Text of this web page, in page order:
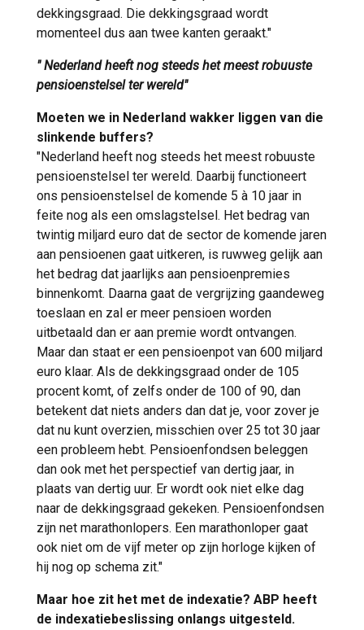
dekkingsgraad. Die dekkingsgraad wordt
momenteel dus aan twee kanten geraakt."
" Nederland heeft nog steeds het meest robuuste
pensioenstelsel ter wereld"
Moeten we in Nederland wakker liggen van die
slinkende buffers?
"Nederland heeft nog steeds het meest robuuste
pensioenstelsel ter wereld. Daarbij functioneert
ons pensioenstelsel de komende 5 à 10 jaar in
feite nog als een omslagstelsel. Het bedrag van
twintig miljard euro dat de sector de komende jaren
aan pensioenen gaat uitkeren, is ruwweg gelijk aan
het bedrag dat jaarlijks aan pensioenpremies
binnenkomt. Daarna gaat de vergrijzing gaandeweg
toeslaan en zal er meer pensioen worden
uitbetaald dan er aan premie wordt ontvangen.
Maar dan staat er een pensioenpot van 600 miljard
euro klaar. Als de dekkingsgraad onder de 105
procent komt, of zelfs onder de 100 of 90, dan
betekent dat niets anders dan dat je, voor zover je
dat nu kunt overzien, misschien over 25 tot 30 jaar
een probleem hebt. Pensioenfondsen beleggen
dan ook met het perspectief van dertig jaar, in
plaats van dertig uur. Er wordt ook niet elke dag
naar de dekkingsgraad gekeken. Pensioenfondsen
zijn net marathonlopers. Een marathonloper gaat
ook niet om de vijf meter op zijn horloge kijken of
hij nog op schema zit."
Maar hoe zit het met de indexatie? ABP heeft
de indexatiebeslissing onlangs uitgesteld.